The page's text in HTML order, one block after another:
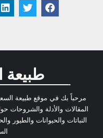
طبيعة
مرحباً بك في موقع طبيعة
المقالات والأدلة والشروحات
النباتات والحيوانات والطيور